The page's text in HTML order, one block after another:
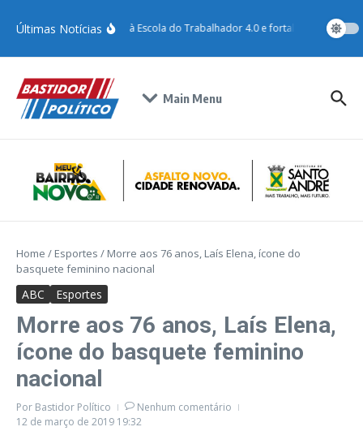
Últimas Notícias
Santo André adere à Escola do Trabalhador 4.0 e fortalece
Main Menu
Home / Esportes / Morre aos 76 anos, Laís Elena, ícone do
basquete feminino nacional
ABC Esportes
Morre aos 76 anos, Laís Elena,
ícone do basquete feminino
nacional
Por Bastidor Político
Nenhum comentário
12 de março de 2019 19:32